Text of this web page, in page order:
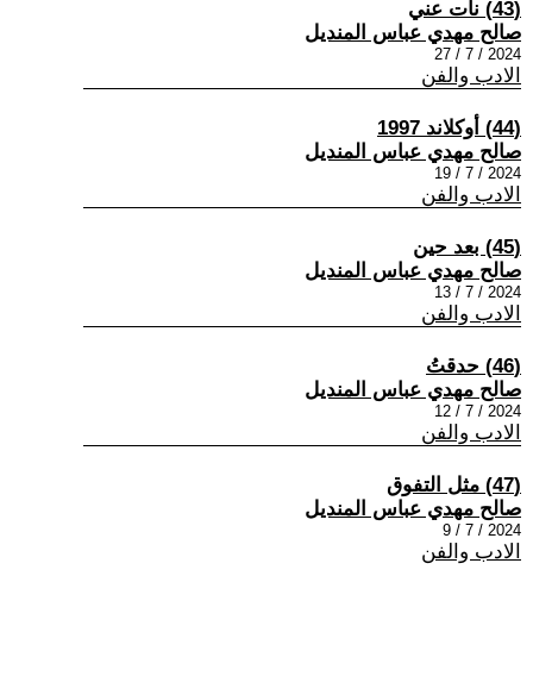
(43) نأت عني
صالح مهدي عباس المنديل
2024 / 7 / 27
الادب والفن
(44) أوكلاند 1997
صالح مهدي عباس المنديل
2024 / 7 / 19
الادب والفن
(45) بعد حين
صالح مهدي عباس المنديل
2024 / 7 / 13
الادب والفن
(46) حدقتُ
صالح مهدي عباس المنديل
2024 / 7 / 12
الادب والفن
(47) مثل التفوق
صالح مهدي عباس المنديل
2024 / 7 / 9
الادب والفن